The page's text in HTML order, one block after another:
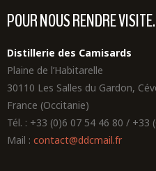
POUR NOUS RENDRE
Distillerie des Camisards
Plaine de l’Habitarelle
30110 Les Salles du Gardon,
France (Occitanie)
Tél. : +33 (0)6 07 54 46 80 / +33
Mail : contact@ddcmail.fr